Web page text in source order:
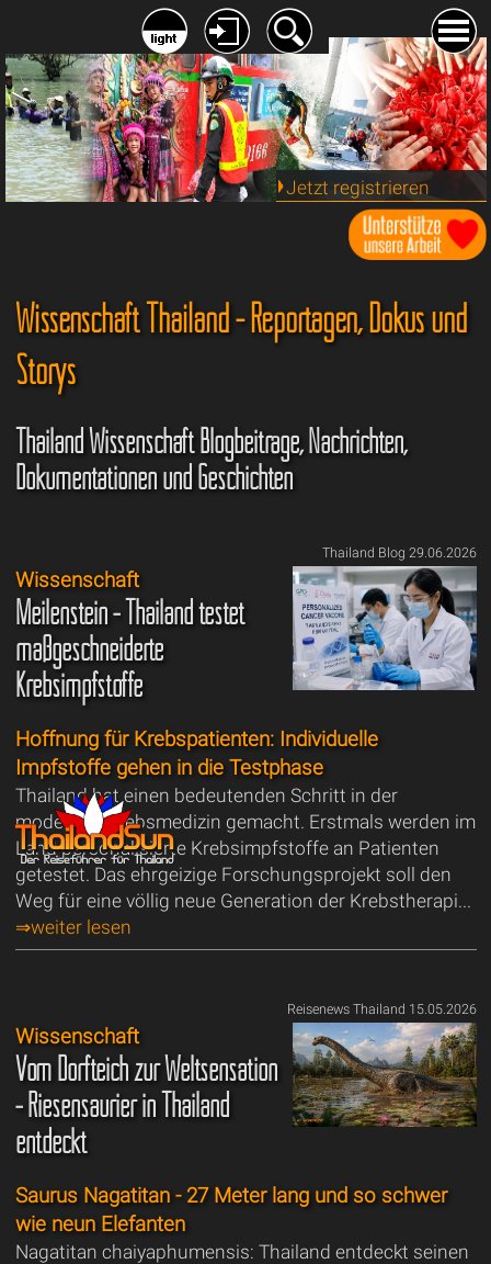
Jetzt registrieren
Wissenschaft Thailand - Reportagen, Dokus und
Storys
Thailand Wissenschaft Blogbeiträge, Nachrichten,
Dokumentationen und Geschichten
Thailand Blog 29.06.2026
Wissenschaft
Meilenstein - Thailand testet
maßgeschneiderte
Krebsimpfstoffe
Hoffnung für Krebspatienten: Individuelle
Impfstoffe gehen in die Testphase
Thailand hat einen bedeutenden Schritt in der
modernen Krebsmedizin gemacht. Erstmals werden im
Land personalisierte Krebsimpfstoffe an Patienten
getestet. Das ehrgeizige Forschungsprojekt soll den
Weg für eine völlig neue Generation der Krebstherapi...
⇒weiter lesen
Reisenews Thailand 15.05.2026
Wissenschaft
Vom Dorfteich zur Weltsensation
- Riesensaurier in Thailand
entdeckt
Saurus Nagatitan - 27 Meter lang und so schwer
wie neun Elefanten
Nagatitan chaiyaphumensis: Thailand entdeckt seinen